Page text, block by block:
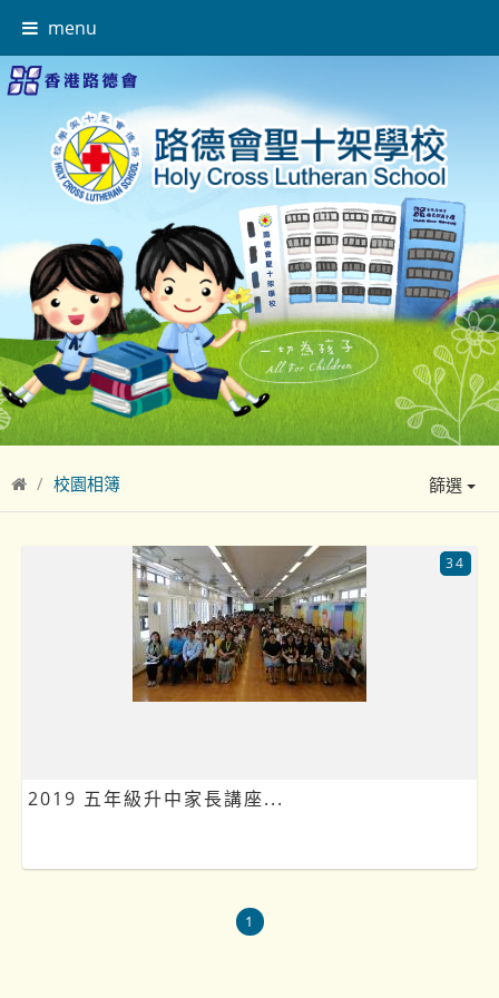
menu
校園相簿 篩選
2019 五年級升中家長講座...
34
1